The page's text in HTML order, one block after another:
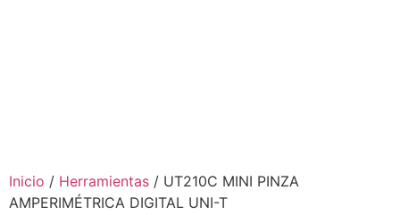
Inicio / Herramientas / UT210C MINI PINZA
AMPERIMÉTRICA DIGITAL UNI-T